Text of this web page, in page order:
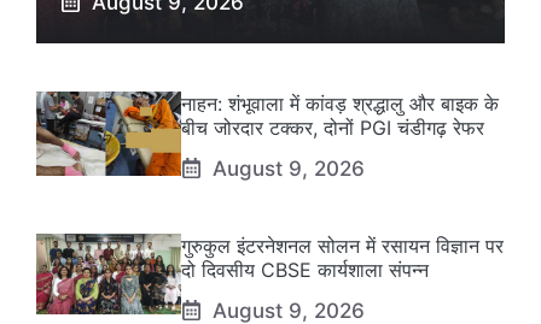
नाहन: शंभूवाला में कांवड़ श्रद्धालु और बाइक के
बीच जोरदार टक्कर, दोनों PGI चंडीगढ़ रेफर
August 9, 2026
गुरुकुल इंटरनेशनल सोलन में रसायन विज्ञान पर
दो दिवसीय CBSE कार्यशाला संपन्न
August 9, 2026